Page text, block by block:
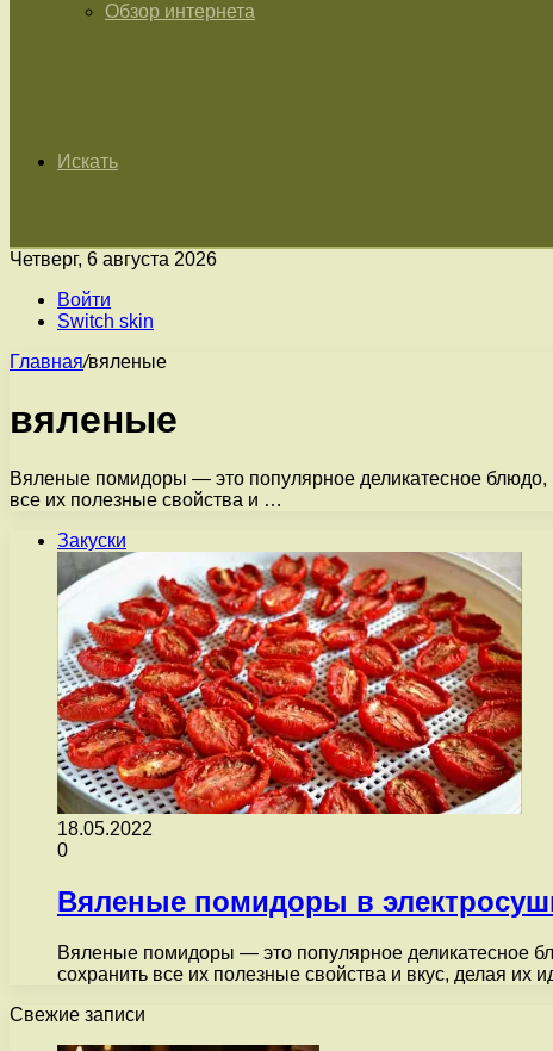
Обзор интернета
Искать
Четверг, 6 августа 2026
Войти
Switch skin
Главная/вяленые
вяленые
Вяленые помидоры — это популярное деликатесное блюдо,
все их полезные свойства и …
Закуски
18.05.2022
0
Вяленые помидоры в
Вяленые помидоры — это популярное деликатесное
сохранить все их полезные свойства и вкус, делая их
Свежие записи